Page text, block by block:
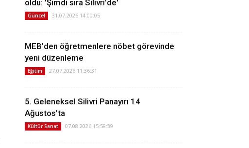
oldu: 'Şimdi sıra Silivri'de'
Güncel 31.07.2026 14:00:05
MEB'den öğretmenlere nöbet görevinde
yeni düzenleme
Eğitim 27.07.2026 11:36:31
5. Geleneksel Silivri Panayırı 14
Ağustos’ta
Kültür Sanat 07.08.2026 15:58:39